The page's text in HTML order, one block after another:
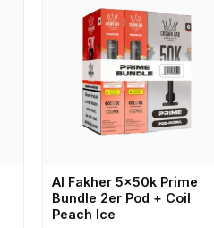
Al Fakher 5x50k Prime
Bundle 2er Pod + Coil
Peach Ice